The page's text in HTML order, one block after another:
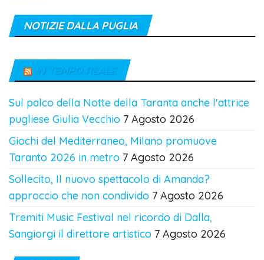
NOTIZIE DALLA PUGLIA
IN TEMPO REALE
Sul palco della Notte della Taranta anche l'attrice
pugliese Giulia Vecchio 7 Agosto 2026
Giochi del Mediterraneo, Milano promuove
Taranto 2026 in metro 7 Agosto 2026
Sollecito, Il nuovo spettacolo di Amanda?
approccio che non condivido 7 Agosto 2026
Tremiti Music Festival nel ricordo di Dalla,
Sangiorgi il direttore artistico 7 Agosto 2026